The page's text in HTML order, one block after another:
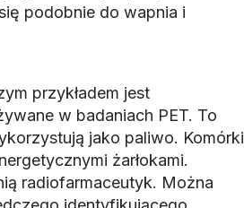
podobnie do wapnia i
przykładem jest
w badaniach PET. To
jako paliwo. Komórki
żarłokami.
radiofarmaceutyk. Można